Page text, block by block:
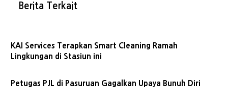
Berita Terkait
KAI Services Terapkan Smart Cleaning Ramah
Lingkungan di Stasiun ini
Petugas PJL di Pasuruan Gagalkan Upaya Bunuh Diri